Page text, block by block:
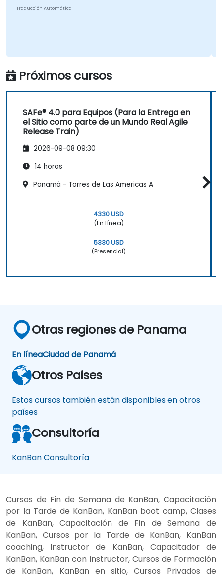
Traducción Automática
Próximos cursos
SAFe® 4.0 para Equipos (Para la Entrega en
el Sitio como parte de un Mundo Real Agile
Release Train)
2026-09-08 09:30
14 horas
Panamá - Torres de Las Americas A
4330 USD
(En línea)
5330 USD
(Presencial)
Otras regiones de Panama
En líneaCiudad de Panamá
Otros Paises
Estos cursos también están disponibles en otros
países
Consultoría
KanBan Consultoría
Cursos de Fin de Semana de KanBan, Capacitación
por la Tarde de KanBan, KanBan boot camp, Clases
de KanBan, Capacitación de Fin de Semana de
KanBan, Cursos por la Tarde de KanBan, KanBan
coaching, Instructor de KanBan, Capacitador de
KanBan, KanBan con instructor, Cursos de Formación
de KanBan, KanBan en sitio, Cursos Privados de